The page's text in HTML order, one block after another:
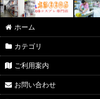
ホーム
カテゴリ
ご利用案内
お問い合わせ